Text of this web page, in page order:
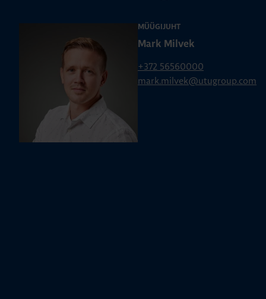
MÜÜGIJUHT
Mark Milvek
+372 56560000
mark.milvek@utugroup.com